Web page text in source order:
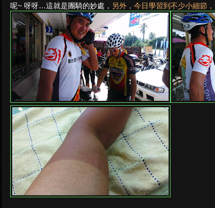
呢~ 呀呀…這就是團騎的妙處， 另外，今日學習到不少小細節